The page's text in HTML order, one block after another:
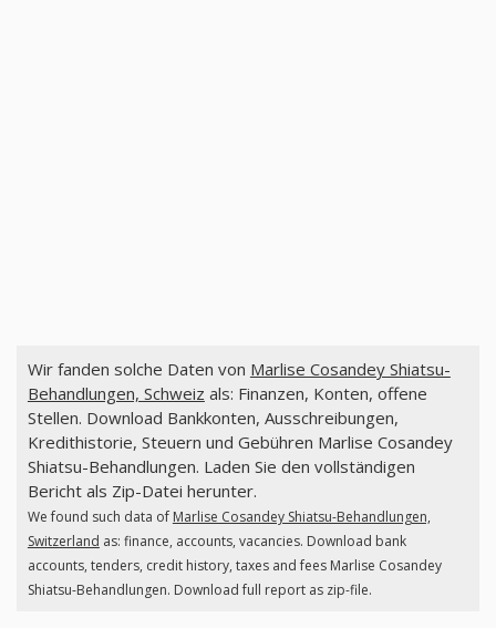
Wir fanden solche Daten von Marlise Cosandey Shiatsu-
Behandlungen, Schweiz als: Finanzen, Konten, offene
Stellen. Download Bankkonten, Ausschreibungen,
Kredithistorie, Steuern und Gebühren Marlise Cosandey
Shiatsu-Behandlungen. Laden Sie den vollständigen
Bericht als Zip-Datei herunter.
We found such data of Marlise Cosandey Shiatsu-Behandlungen,
Switzerland as: finance, accounts, vacancies. Download bank
accounts, tenders, credit history, taxes and fees Marlise Cosandey
Shiatsu-Behandlungen. Download full report as zip-file.